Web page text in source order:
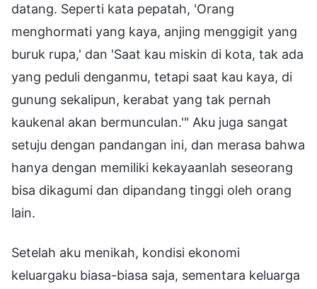
datang. Seperti kata pepatah, 'Orang
menghormati yang kaya, anjing menggigit yang
buruk rupa,' dan 'Saat kau miskin di kota, tak ada
yang peduli denganmu, tetapi saat kau kaya, di
gunung sekalipun, kerabat yang tak pernah
kaukenal akan bermunculan.'" Aku juga sangat
setuju dengan pandangan ini, dan merasa bahwa
hanya dengan memiliki kekayaanlah seseorang
bisa dikagumi dan dipandang tinggi oleh orang
lain.
Setelah aku menikah, kondisi ekonomi
keluargaku biasa-biasa saja, sementara keluarga